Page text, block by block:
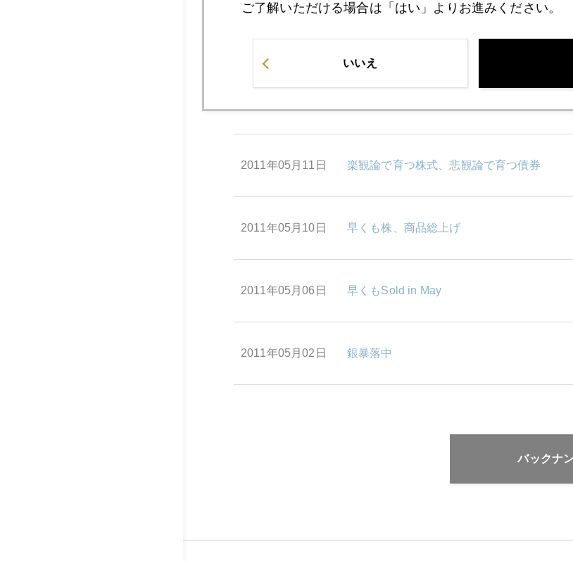
2011年05月16日 ユーロが台風の目
2011年05月11日 楽観論で育つ株式、悲観論で育つ債券
2011年05月10日 早くも株、商品総上げ
2011年05月06日 早くもSold in May
2011年05月02日 銀暴落中
バックナ
ご了解いただける場合は「はい」よりお進みください。
いいえ